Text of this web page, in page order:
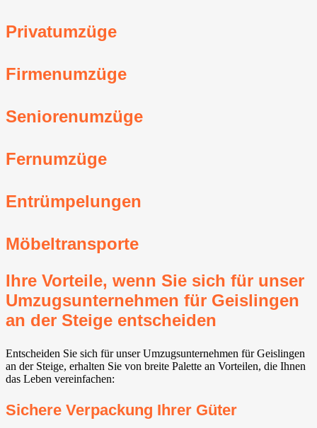
Privatumzüge
Firmenumzüge
Seniorenumzüge
Fernumzüge
Entrümpelungen
Möbeltransporte
Ihre Vorteile, wenn Sie sich für unser
Umzugsunternehmen für Geislingen
an der Steige entscheiden
Entscheiden Sie sich für unser Umzugsunternehmen für Geislingen
an der Steige, erhalten Sie von breite Palette an Vorteilen, die Ihnen
das Leben vereinfachen:
Sichere Verpackung Ihrer Güter